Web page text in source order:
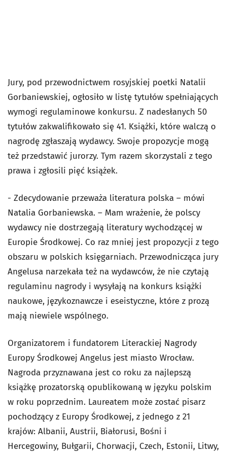
Jury, pod przewodnictwem rosyjskiej poetki Natalii
Gorbaniewskiej, ogłosiło w listę tytułów spełniających
wymogi regulaminowe konkursu. Z nadesłanych 50
tytułów zakwalifikowało się 41. Książki, które walczą o
nagrodę zgłaszają wydawcy. Swoje propozycje mogą
też przedstawić jurorzy. Tym razem skorzystali z tego
prawa i zgłosili pięć książek.
- Zdecydowanie przeważa literatura polska – mówi
Natalia Gorbaniewska. – Mam wrażenie, że polscy
wydawcy nie dostrzegają literatury wychodzącej w
Europie Środkowej. Co raz mniej jest propozycji z tego
obszaru w polskich księgarniach. Przewodnicząca jury
Angelusa narzekała też na wydawców, że nie czytają
regulaminu nagrody i wysyłają na konkurs książki
naukowe, językoznawcze i eseistyczne, które z prozą
mają niewiele wspólnego.
Organizatorem i fundatorem Literackiej Nagrody
Europy Środkowej Angelus jest miasto Wrocław.
Nagroda przyznawana jest co roku za najlepszą
książkę prozatorską opublikowaną w języku polskim
w roku poprzednim. Laureatem może zostać pisarz
pochodzący z Europy Środkowej, z jednego z 21
krajów: Albanii, Austrii, Białorusi, Bośni i
Hercegowiny, Bułgarii, Chorwacji, Czech, Estonii, Litwy,